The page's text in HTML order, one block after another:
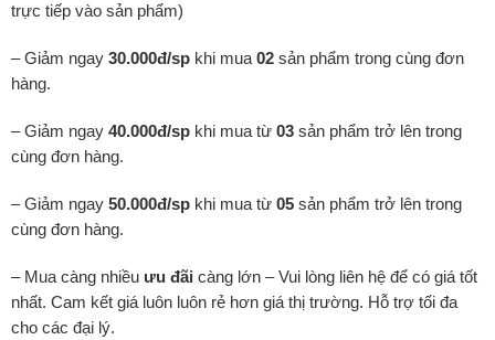
trực tiếp vào sản phẩm)
– Giảm ngay 30.000đ/sp khi mua 02 sản phẩm trong cùng đơn
hàng.
– Giảm ngay 40.000đ/sp khi mua từ 03 sản phẩm trở lên trong
cùng đơn hàng.
– Giảm ngay 50.000đ/sp khi mua từ 05 sản phẩm trở lên trong
cùng đơn hàng.
– Mua càng nhiều ưu đãi càng lớn – Vui lòng liên hệ để có giá tốt
nhất. Cam kết giá luôn luôn rẻ hơn giá thị trường. Hỗ trợ tối đa
cho các đại lý.